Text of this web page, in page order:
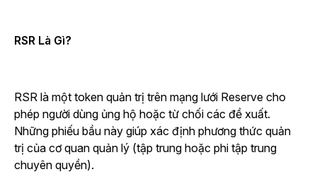
RSR Là Gì?
RSR là một token quản trị trên mạng lưới Reserve cho
phép người dùng ủng hộ hoặc từ chối các đề xuất.
Những phiếu bầu này giúp xác định phương thức quản
trị của cơ quan quản lý (tập trung hoặc phi tập trung
chuyên quyền).